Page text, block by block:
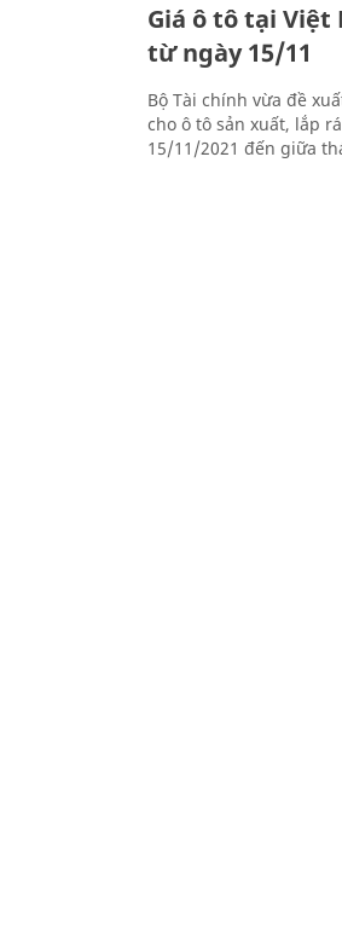
Giá ô tô tại Việt
từ ngày 15/11
Bộ Tài chính vừa đề
cho ô tô sản xuất, lắp
15/11/2021 đến giữa